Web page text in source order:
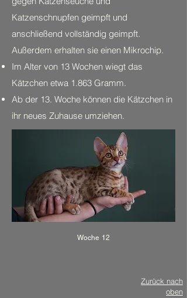
Katzenschnupfen geimpft und
anschließend vollständig geimpft.
Außerdem erhalten sie einen Mikrochip.
Im Alter von 13 Wochen wiegt das
Kätzchen etwa 1.863 Gramm.
Ab der 13. Woche können die Kätzchen in
ihr neues Zuhause umziehen.
Woche 12
Zurück nach
oben